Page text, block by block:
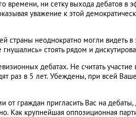
времени, ни сетку выхода дебатов
уважение к этой
страны неоднократно могли видеть
стоять рядом и
дебатах. Не считать
раз в 5 лет. Убеждены, при всей
граждан пригласить Вас на
Как крупнейшая оппозиционная